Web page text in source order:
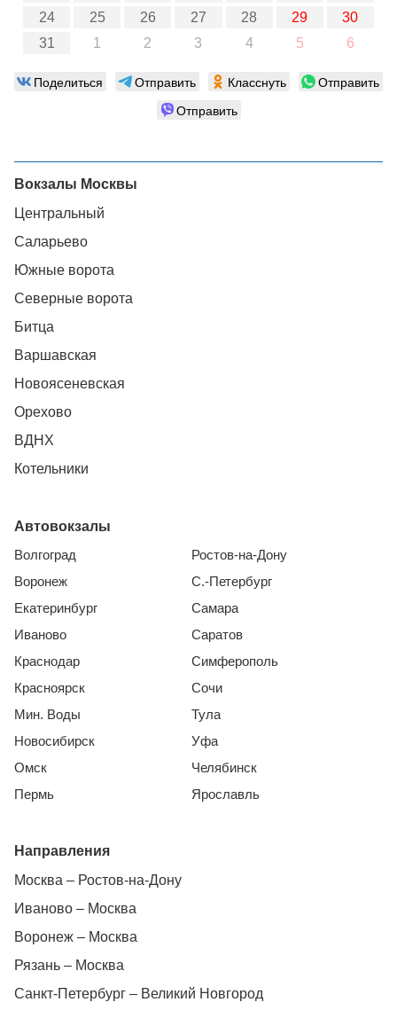
24
25 26 27 28 29
30
31
1 2 3 4 5 6
Поделиться Отправить Класснуть
Отправить
Отправить
Вокзалы Москвы
Центральный
Саларьево
Южные ворота
Северные ворота
Битца
Варшавская
Новоясеневская
Орехово
ВДНХ
Котельники
Автовокзалы
Волгоград
Воронеж
Екатеринбург
Иваново
Краснодар
Красноярск
Мин. Воды
Новосибирск
Омск
Пермь
Ростов-на-Дону
С.-Петербург
Самара
Саратов
Симферополь
Сочи
Тула
Уфа
Челябинск
Ярославль
Направления
Москва – Ростов-на-Дону
Иваново – Москва
Воронеж – Москва
Рязань – Москва
Санкт-Петербург – Великий Новгород